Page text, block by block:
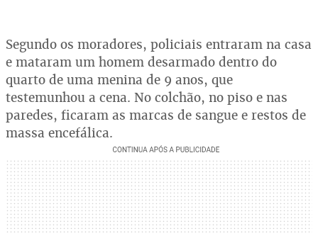
Segundo os moradores, policiais entraram na casa
e mataram um homem desarmado dentro do
quarto de uma menina de 9 anos, que
testemunhou a cena. No colchão, no piso e nas
paredes, ficaram as marcas de sangue e restos de
massa encefálica.